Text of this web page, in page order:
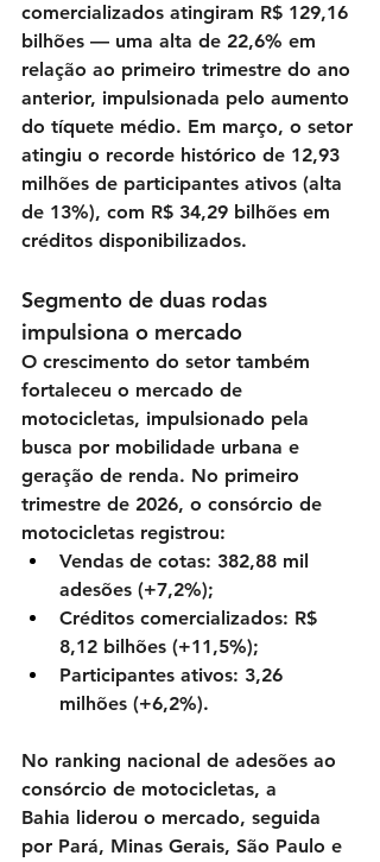
comercializados atingiram R$ 129,16
bilhões — uma alta de 22,6% em
relação ao primeiro trimestre do ano
anterior, impulsionada pelo aumento
do tíquete médio. Em março, o setor
atingiu o recorde histórico de 12,93
milhões de participantes ativos (alta
de 13%), com R$ 34,29 bilhões em
créditos disponibilizados.
Segmento de duas rodas
impulsiona o mercado
O crescimento do setor também
fortaleceu o mercado de
motocicletas, impulsionado pela
busca por mobilidade urbana e
geração de renda. No primeiro
trimestre de 2026, o consórcio de
motocicletas registrou:
Vendas de cotas: 382,88 mil
adesões (+7,2%);
Créditos comercializados: R$
8,12 bilhões (+11,5%);
Participantes ativos: 3,26
milhões (+6,2%).
No ranking nacional de adesões ao
consórcio de motocicletas, a
Bahia liderou o mercado, seguida
por Pará, Minas Gerais, São Paulo e